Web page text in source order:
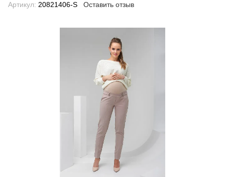
Артикул: 20821406-S Оставить отзыв